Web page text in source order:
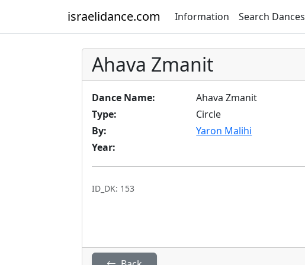
israelidance.com Information Search Dances
Ahava Zmanit
Dance Name:
Ahava Zmanit
Type:
Circle
By:
Yaron Malihi
Year:
ID_DK: 153